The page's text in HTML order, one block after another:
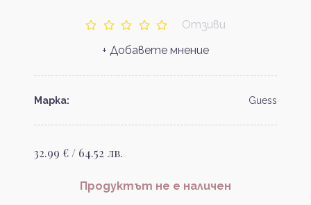
Отзиви
+ Добавете мнение
Марка: Guess
32.99 € / 64.52 лв.
Продуктът не е наличен